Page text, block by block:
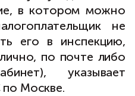
в котором можно
не
его в инспекцию,
по почте либо
указывает
Москве.